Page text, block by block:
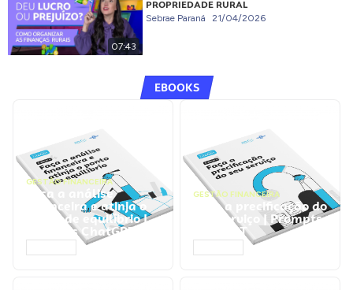
07:43
PROPRIEDADE RURAL
Sebrae Paraná 21/04/2026
EBOOKS
GESTÃO FINANCEIRA
Faça a análise
financeira e atinja o
ponto de equilíbrio |
Prompts ChatGPT
GESTÃO FINANCEIRA
Faça a precificação do
seu serviço | Prompts
ChatGPT